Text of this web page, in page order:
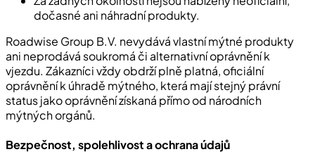
dočasné ani náhradní produkty.
Roadwise Group B.V. nevydává vlastní mýtné produkty
ani neprodává soukromá či alternativní oprávnění k
vjezdu. Zákazníci vždy obdrží plně platná, oficiální
oprávnění k úhradě mýtného, která mají stejný právní
status jako oprávnění získaná přímo od národních
mýtných orgánů.
Bezpečnost, spolehlivost a ochrana údajů